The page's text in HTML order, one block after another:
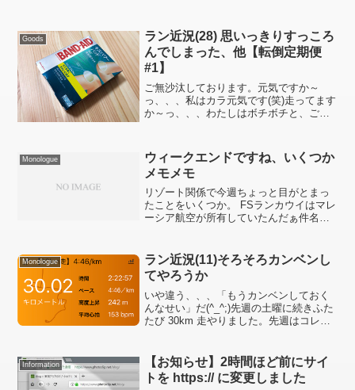
Goods
ラン近況(28) 思いっきりすっころ
んでしまった、他【転倒定期便
#1】
ご無沙汰しております。元気ですか～
っ、、、私はカラ元気です(笑)走ってます
か～っ、、、わたしはボチボチと、ご覧
ブ3.5) で 42.195km 走れる気がしま...
Monologue
ウィークエンドですね、いくつか
メモメモ
リゾート関係で今週ちょっと目がとまっ
たことをいくつか。 FSランカウイはマレ
ーシア航空が所有していたんだぁ件名ど
てしなくお金持ちだからなぁ。。。 バン
コクエアウェイズが...
Monologue
ラン近況(11)そろそろカンベンし
てやろうか
いや違う、、、「もうカンベンしておく
んなせい」だ(^_^;)先週の土曜に続きふた
たび 30km 走やりました。先週はコレだ
わけではなくて今日は気温・湿度が低
く、昨日...
Information
【お知らせ】2時間ほど前にサイ
トを https:// に変更しました